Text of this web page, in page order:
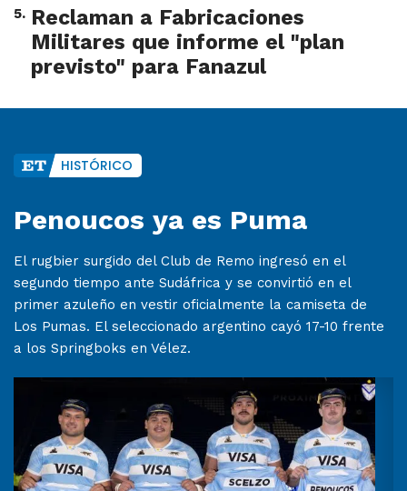
5. Reclaman a Fabricaciones
Militares que informe el "plan
previsto" para Fanazul
HISTÓRICO
Penoucos ya es Puma
El rugbier surgido del Club de Remo ingresó en el
segundo tiempo ante Sudáfrica y se convirtió en el
primer azuleño en vestir oficialmente la camiseta de
Los Pumas. El seleccionado argentino cayó 17-10 frente
a los Springboks en Vélez.